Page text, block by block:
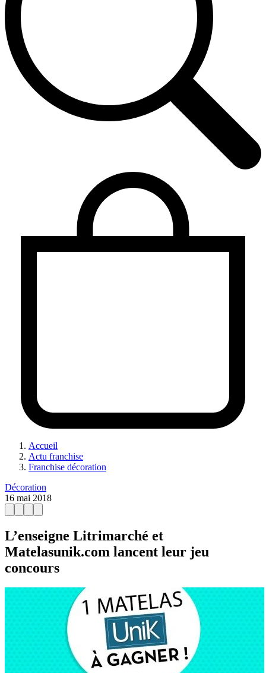
Accueil
Actu franchise
Franchise décoration
Décoration
16 mai 2018
L’enseigne Litrimarché et
Matelasunik.com lancent leur jeu
concours